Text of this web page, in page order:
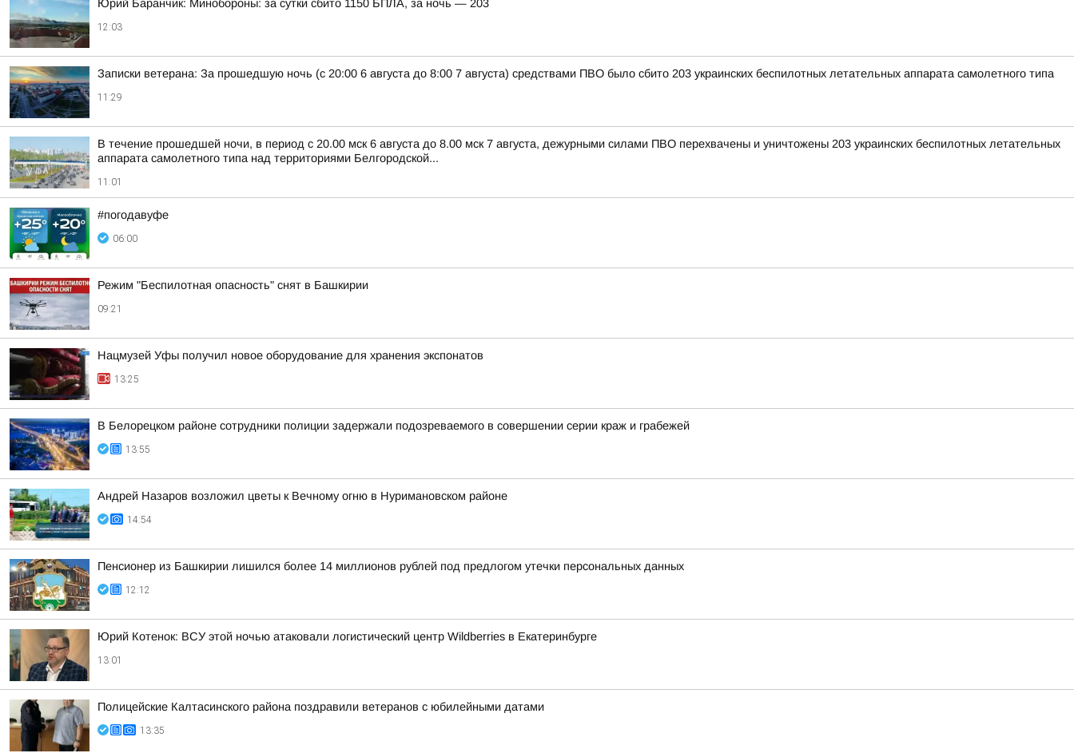
Юрий Баранчик: Минобороны: за сутки сбито 1150 БПЛА, за ночь — 203
12:03
Записки ветерана: За прошедшую ночь (с 20:00 6 августа до 8:00 7 августа) средствами ПВО было сбито 203 украинских беспилотных летательных аппарата самолетного типа
11:29
В течение прошедшей ночи, в период с 20.00 мск 6 августа до 8.00 мск 7 августа, дежурными силами ПВО перехвачены и уничтожены 203 украинских беспилотных летательных
аппарата самолетного типа над территориями Белгородской...
11:01
#погодавуфе
06:00
Режим "Беспилотная опасность" снят в Башкирии
09:21
Нацмузей Уфы получил новое оборудование для хранения экспонатов
13:25
В Белорецком районе сотрудники полиции задержали подозреваемого в совершении серии краж и грабежей
13:55
Андрей Назаров возложил цветы к Вечному огню в Нуримановском районе
14:54
Пенсионер из Башкирии лишился более 14 миллионов рублей под предлогом утечки персональных данных
12:12
Юрий Котенок: ВСУ этой ночью атаковали логистический центр Wildberries в Екатеринбурге
13:01
Полицейские Калтасинского района поздравили ветеранов с юбилейными датами
13:35